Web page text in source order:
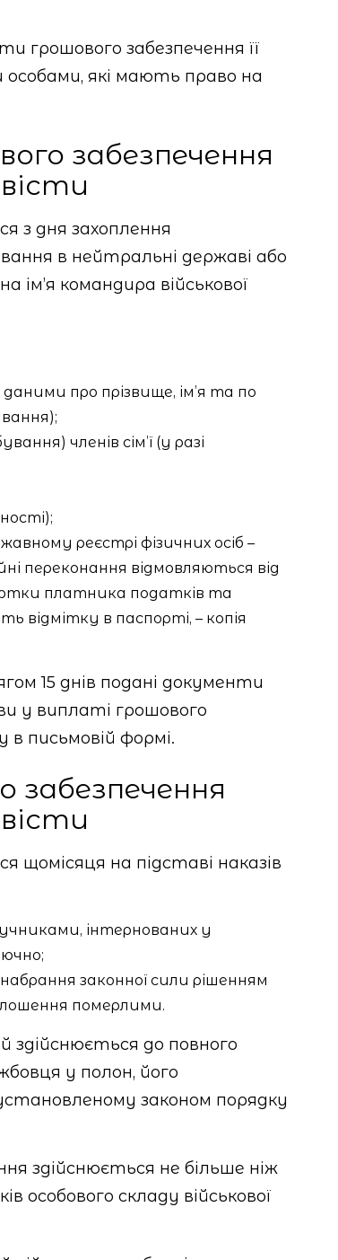
грошового забезпечення її
особами, які мають право на
забезпечення
з дня захоплення
в нейтральні державі або
ім’я командира військової
даними про прізвище, ім’я та по
членів сім’ї (у разі
реєстрі фізичних осіб –
переконання відмовляються від
платника податків та
відмітку в паспорті, – копія
15 днів подані документи
у виплаті грошового
в письмовій формі.
забезпечення
щомісяця на підставі наказів
інтернованих у
набрання законної сили рішенням
померлими.
здійснюється до повного
у полон, його
законом порядку
здійснюється не більше ніж
особового складу військової